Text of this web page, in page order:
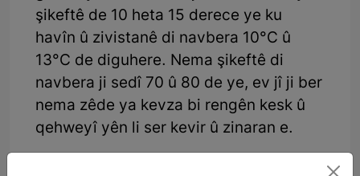
şikeftê de 10 heta 15 derece ye ku
havîn û zivistanê di navbera 10°C û
13°C de diguhere. Nema şikeftê di
navbera ji sedî 70 û 80 de ye, ev jî ji ber
nema zêde ya kevza bi rengên kesk û
qehweyî yên li ser kevir û zinaran e.